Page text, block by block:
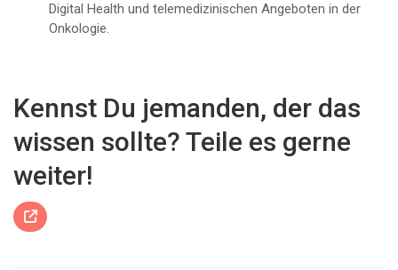
Digital Health und telemedizinischen Angeboten in der
Onkologie.
Kennst Du jemanden, der das
wissen sollte? Teile es gerne
weiter!
